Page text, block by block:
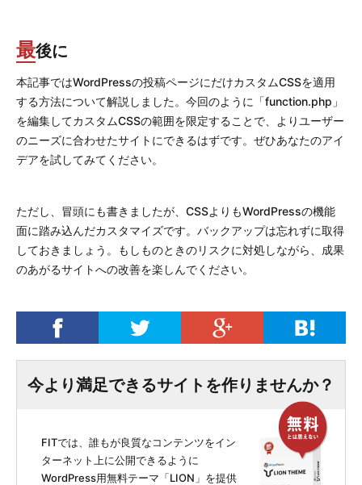
最後に
本記事ではWordPressの投稿ページにだけカスタムCSSを適用
する方法について解説しました。今回のように「function.php」
を編集してカスタムCSSの範囲を限定することで、よりユーザー
のニーズに合わせたサイトにできるはずです。ぜひあなたのアイ
デアを試してみてください。
ただし、冒頭にも書きましたが、 CSSよりもWordPressの機能
面に踏み込んだカスタマイズです。バックアップは忘れずに取得
しておきましょう。もしものときのリスクに対処しながら、成果
のあがるサイトへの改善を楽しんでください。
今より満足できるサイトを作りませんか？
FITでは、誰もが良質なコンテンツをイン
ターネット上に公開できるように
WordPress用無料テーマ「LION」を提供